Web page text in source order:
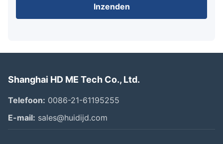
Inzenden
Shanghai HD ME Tech Co., Ltd.
Telefoon: 0086-21-61195255
E-mail: sales@huidijd.com